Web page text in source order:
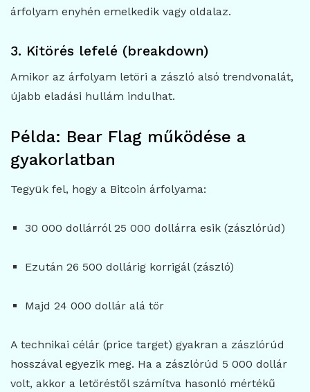
árfolyam enyhén emelkedik vagy oldalaz.
3. Kitörés lefelé (breakdown)
Amikor az árfolyam letöri a zászló alsó trendvonalát,
újabb eladási hullám indulhat.
Példa: Bear Flag működése a
gyakorlatban
Tegyük fel, hogy a Bitcoin árfolyama:
30 000 dollárról 25 000 dollárra esik (zászlórúd)
Ezután 26 500 dollárig korrigál (zászló)
Majd 24 000 dollár alá tör
A technikai célár (price target) gyakran a zászlórúd
hosszával egyezik meg. Ha a zászlórúd 5 000 dollár
volt, akkor a letöréstől számítva hasonló mértékű